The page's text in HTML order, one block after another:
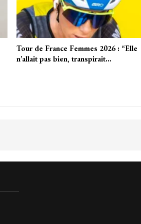
Tour de France Femmes 2026 : “Elle
n’allait pas bien, transpirait…